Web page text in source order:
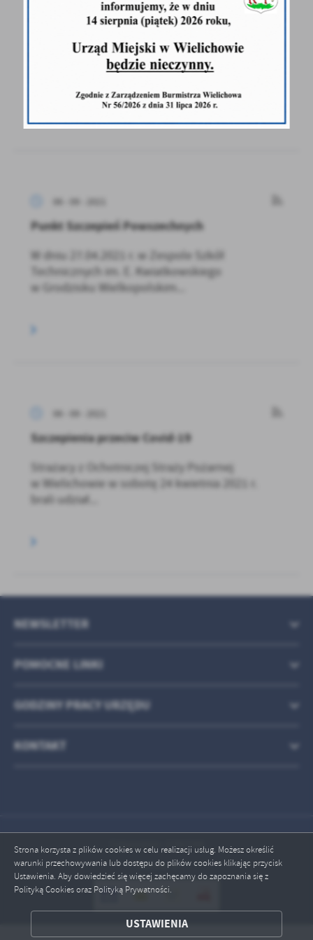
Strona korzysta z plików cookies w celu realizacji usług. Możesz określić
warunki przechowywania lub dostępu do plików cookies klikając przycisk
Ustawienia. Aby dowiedzieć się więcej zachęcamy do zapoznania się z
Polityką Cookies oraz Polityką Prywatności.
USTAWIENIA
ZAPISZ WYBRANE
inwestycji drogowych
Gmina Wielichowo znalazła się na liście zadań
przyjętych do dofinansowania w ramach
06 - 09 - 2021
Punkt Szczepień Powszechnych
W dniu 27.04.2021 r. w Zespole Szkół
Technicznych im. E. Kwiatkowskiego
w Grodzisku Wielkopolskim...
06 - 09 - 2021
Szczepienia przeciw Covid-19
Strażacy z Ochotniczej Straży Pożarnej
w Wielichowie w sobotę 24 kwietnia 2021 r.
brali udział...
POMOCNE LINKI
NEWSLETTER
GODZINY PRACY URZĘDU
KONTAKT
Odwiedzin: 1782744
Online: 8